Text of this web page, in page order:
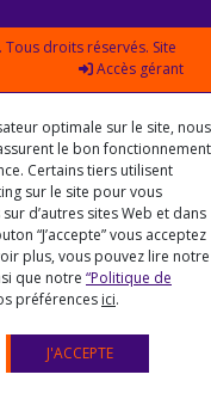
droits réservés. Site
Accès gérant
optimale sur le site, nous
le bon fonctionnement
Certains tiers utilisent
sur le site pour vous
d’autres sites Web et dans
“J’accepte” vous acceptez
plus, vous pouvez lire notre
que notre “Politique de
préférences ici.
J'ACCEPTE